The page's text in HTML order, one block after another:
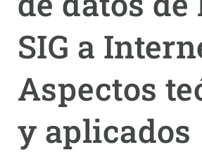
SIG a
Aspectos
y aplicados
NOTICIAS Y AGENDA